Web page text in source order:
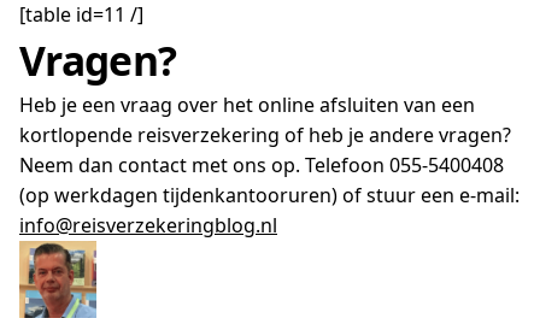
[table id=11 /]
Vragen?
Heb je een vraag over het online afsluiten van een
kortlopende reisverzekering of heb je andere vragen?
Neem dan contact met ons op. Telefoon 055-5400408
(op werkdagen tijdenkantooruren) of stuur een e-mail:
info@reisverzekeringblog.nl